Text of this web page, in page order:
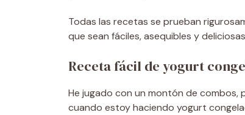
Todas las recetas se prueban
que sean fáciles, asequibles y
Receta fácil de yogurt
He jugado con un montón de
cuando estoy haciendo yogurt